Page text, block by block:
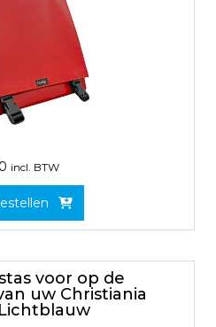
incl. BTW
voor op de
uw Christiania